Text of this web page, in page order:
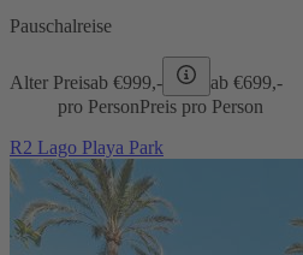
Pauschalreise
Alter Preisab €999,- ab €699,-
pro PersonPreis pro Person
R2 Lago Playa Park